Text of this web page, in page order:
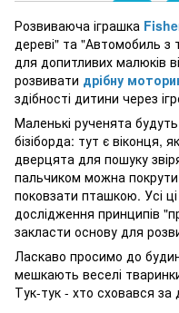
Розвиваюча іграшка
дереві" та "Автомобиль
для допитливих малюків
розвивати дрібну
здібності дитини через
Маленькі рученята
бізіборда: тут є віконця,
дверцята для пошуку
пальчиком можна
поковзати пташкою. Усі
дослідження принципів
закласти основу для
Ласкаво просимо до
мешкають веселі
Тук-тук - хто сховався за